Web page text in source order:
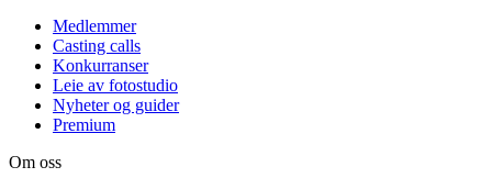
Medlemmer
Casting calls
Konkurranser
Leie av fotostudio
Nyheter og guider
Premium
Om oss